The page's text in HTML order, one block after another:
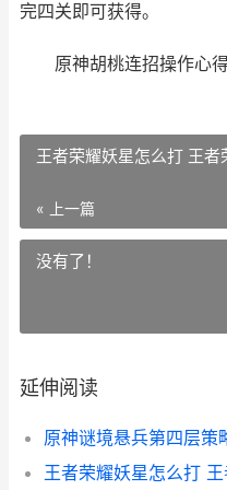
完四关即可获得。
原神胡桃连招操作心
王者荣耀妖星怎么打 王者
« 上一篇
没有了！
延伸阅读
原神谜境悬兵第四层策
王者荣耀妖星怎么打